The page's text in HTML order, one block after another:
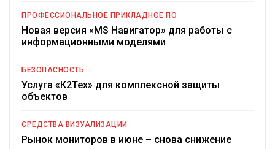
ПРОФЕССИОНАЛЬНОЕ ПРИКЛАДНОЕ ПО
Новая версия «MS Навигатор» для работы с
информационными моделями
БЕЗОПАСНОСТЬ
Услуга «К2Тех» для комплексной защиты
объектов
СРЕДСТВА ВИЗУАЛИЗАЦИИ
Рынок мониторов в июне – снова снижение